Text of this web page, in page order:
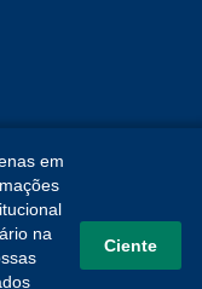
Jun
em
na
Ciente